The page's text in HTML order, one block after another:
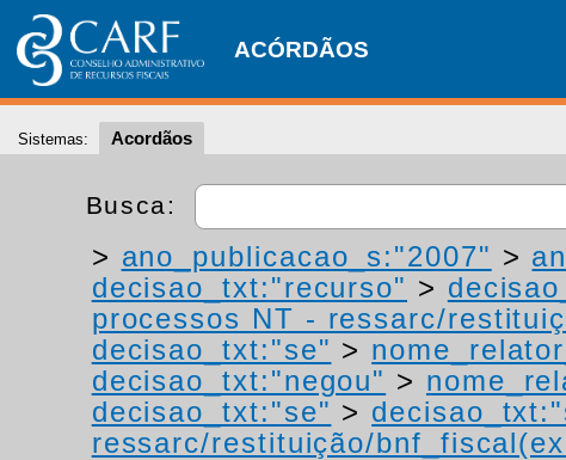
ACÓRDÃOS
Sistemas: Acordãos
Busca:
> ano_publicacao_s:"2007" >
decisao_txt:"recurso" >
processos NT - ressarc/
decisao_txt:"se" >
decisao_txt:"negou" >
decisao_txt:"se" >
ressarc/restituição/